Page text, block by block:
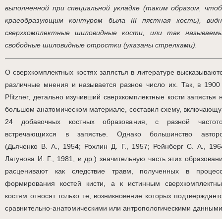
выполненной при специальной укладке (таким образом,
краеобразующим контуром была III пястная кость),
сверхкомплектные шиловидные кости, или так
свободные шиловидные отростки (указаны стрелками).
О сверхкомплектных костях запястья в литературе
различные мнения и называется разное число их. Так, в 1900
Pfitzner, детально изучивший сверхкомплектные кости запястья
большом анатомическом материале, составил схему,
24 добавочных костных образования, с разной
встречающихся в запястье. Однако большинство
(Дьяченко В. А., 1954; Рохлин Д. Г., 1957; Рейнберг С. А.,
Лагунова И. Г., 1981, и др.) значительную часть этих
расценивают как следствие травм, полученных в
формирования костей кисти, а к истинным
костям относят только те, возникновение которых
сравнительно-анатомическими или антропологическими